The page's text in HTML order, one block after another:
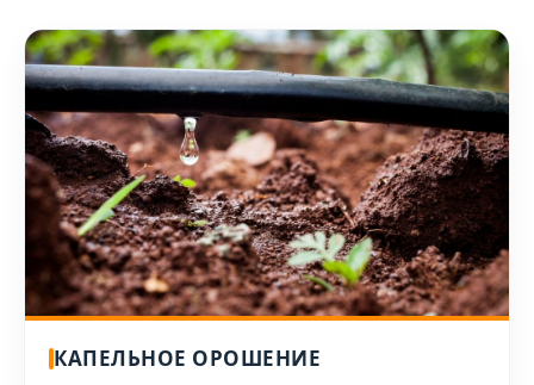
КАПЕЛЬНОЕ ОРОШЕНИЕ